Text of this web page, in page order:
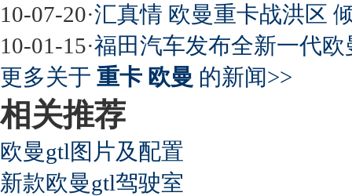
10-07-20·汇真情 欧曼重卡战洪区
10-01-15·福田汽车发布全新一代
更多关于 重卡 欧曼 的新闻>>
相关推荐
欧曼gtl图片及配置
新款欧曼gtl驾驶室